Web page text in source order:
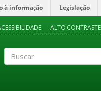
à informação Legislação
ALTO CONTRASTE